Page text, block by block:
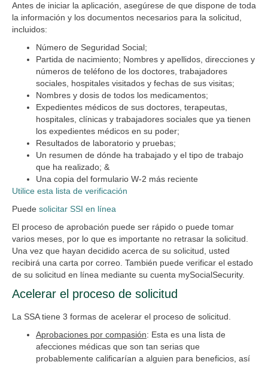
Antes de iniciar la aplicación, asegúrese de que dispone de toda
la información y los documentos necesarios para la solicitud,
incluidos:
Número de Seguridad Social;
Partida de nacimiento; Nombres y apellidos, direcciones y
números de teléfono de los doctores, trabajadores
sociales, hospitales visitados y fechas de sus visitas;
Nombres y dosis de todos los medicamentos;
Expedientes médicos de sus doctores, terapeutas,
hospitales, clínicas y trabajadores sociales que ya tienen
los expedientes médicos en su poder;
Resultados de laboratorio y pruebas;
Un resumen de dónde ha trabajado y el tipo de trabajo
que ha realizado; &
Una copia del formulario W-2 más reciente
Utilice esta lista de verificación
Puede solicitar SSI en línea
El proceso de aprobación puede ser rápido o puede tomar
varios meses, por lo que es importante no retrasar la solicitud.
Una vez que hayan decidido acerca de su solicitud, usted
recibirá una carta por correo. También puede verificar el estado
de su solicitud en línea mediante su cuenta mySocialSecurity.
Acelerar el proceso de solicitud
La SSA tiene 3 formas de acelerar el proceso de solicitud.
Aprobaciones por compasión: Esta es una lista de
afecciones médicas que son tan serias que
probablemente calificarían a alguien para beneficios, así